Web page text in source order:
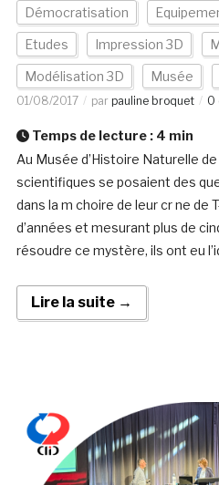
Démocratisation
Etudes Impression 3D
Modélisation 3D Musée
01/08/2017 par pauline broquet 0
Temps de lecture : 4 min
Au Musée d’Histoire Naturelle
scientifiques se posaient des
dans la m choire de leur cr ne de
d’années et mesurant plus de
résoudre ce mystère, ils ont eu
Lire la suite →